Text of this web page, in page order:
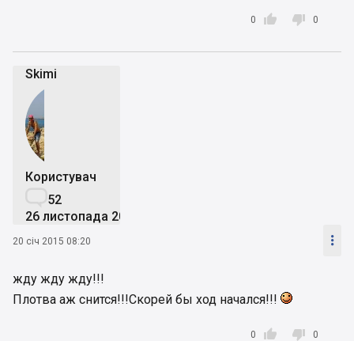

0  0
Skimi
Користувач
52
26 листопада 2014
20 січ 2015 08:20 
жду жду жду!!!
Плотва аж снится!!!Скорей бы ход начался!!!

0  0